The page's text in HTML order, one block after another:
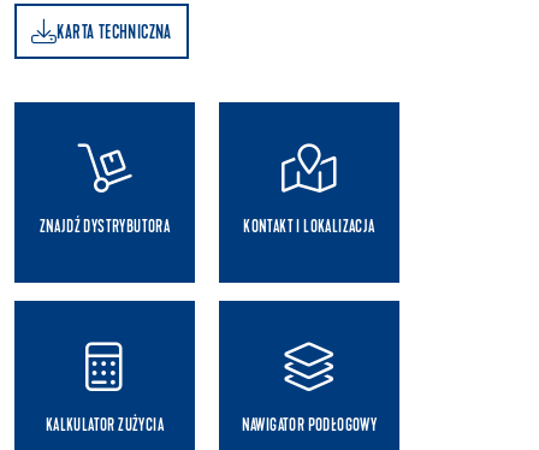
KARTA TECHNICZNA
ZNAJDŹ DYSTRYBUTORA KONTAKT I LOKALIZACJA
KALKULATOR ZUŻYCIA NAWIGATOR PODŁOGOWY